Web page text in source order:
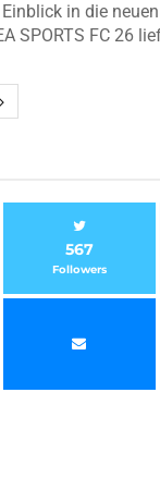
in die
SPORTS FC 26
567
Followers